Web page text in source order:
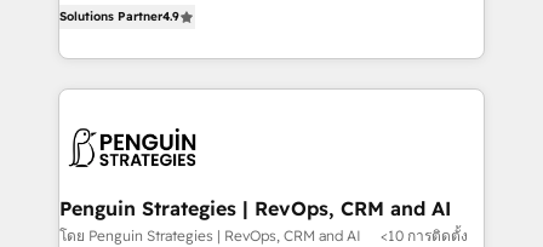
development, and project management. We have
100% US-based, FTE team members. We offer
migrations from other platforms, systems
integration, extensibility, custom development, and
entreprises qui auront réussi leur transformation. Le
problème ? 58% des dirigeants savent que l'IA est
vitale pour leur survie. Mais 57% n'ont aucune
données. C'est le paradoxe français : conscience
Augmentée. Ce n'est pas une entreprise qui utilise
l'IA. C'est une organisation qui a réussi la symbiose
Solutions Partner4.9
Penguin Strategies | RevOps, CRM and AI
โดย Penguin Strategies | RevOps, CRM and AI <10 การติดตั้ง